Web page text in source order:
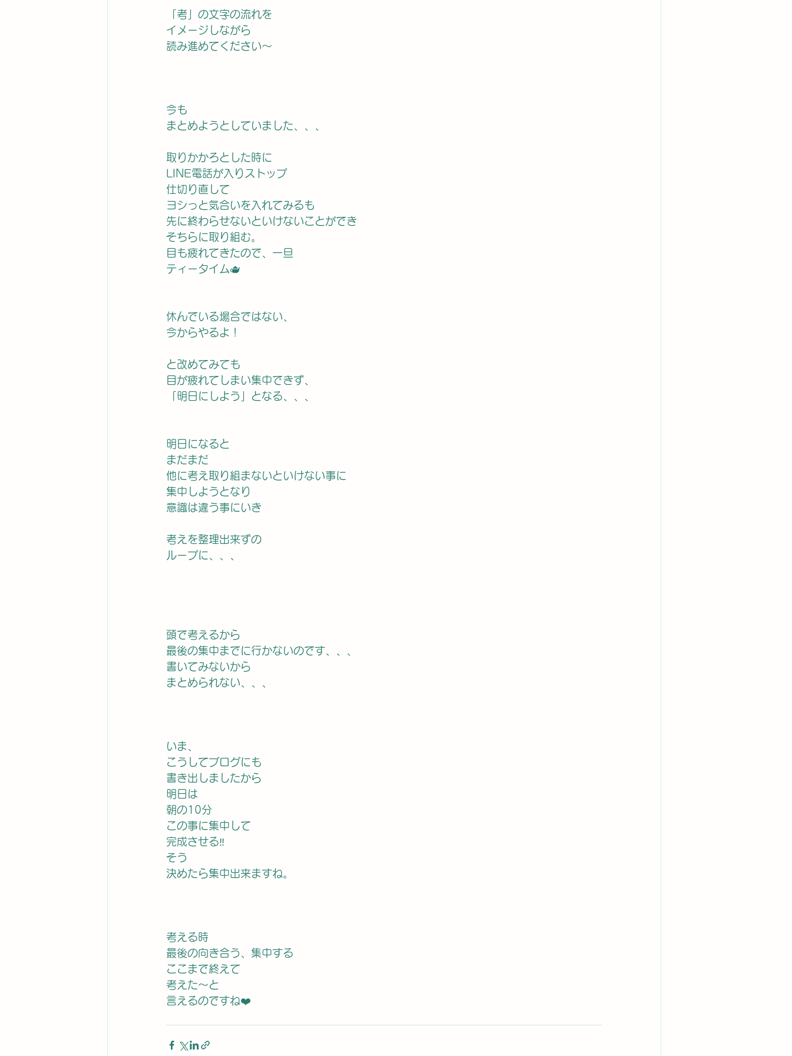
「考」の文字の流れを
イメージしながら
読み進めてください〜
今も
まとめようとしていました、、、
取りかかろとした時に
LINE電話が入りストップ
仕切り直して
ヨシっと気合いを入れてみるも
先に終わらせないといけないことができ
そちらに取り組む。
目も疲れてきたので、一旦
ティータイム🫖
休んでいる場合ではない、
今からやるよ！
と改めてみても
目が疲れてしまい集中できず、
「明日にしよう」となる、、、
明日になると
まだまだ
他に考え取り組まないといけない事に
集中しようとなり
意識は違う事にいき
考えを整理出来ずの
ループに、、、
頭で考えるから
最後の集中までに行かないのです、、、
書いてみないから
まとめられない、、、
いま、
こうしてブログにも
書き出しましたから
明日は
朝の10分
この事に集中して
完成させる‼️
そう
決めたら集中出来ますね。
考える時
最後の向き合う、集中する
ここまで終えて
考えた〜と
言えるのですね❤️